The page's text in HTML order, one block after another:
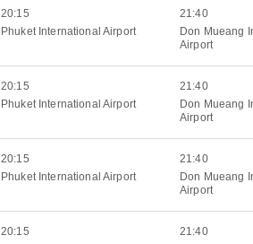
20:15
Phuket International Airport
21:40
Don Mueang
Airport
20:15
Phuket International Airport
21:40
Don Mueang
Airport
20:15
Phuket International Airport
21:40
Don Mueang
Airport
20:15
21:40